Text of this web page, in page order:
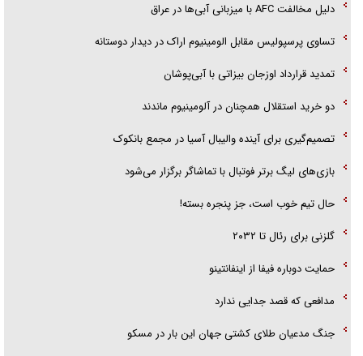
دلیل مخالفت AFC با میزبانی آبی‌ها در عراق
تساوی پرسپولیس مقابل الومینیوم اراک در دیدار دوستانه
تمدید قرارداد اوزجان بیزاتی با آبی‌پوشان
دو خرید استقلال همچنان در آلومینیوم ماندند
تصمیم‌گیری برای آینده والیبال آسیا در مجمع بانکوک
بازی‌های لیگ برتر فوتبال با تماشاگر برگزار می‌شود
حال تیم خوب است، جز پنجره بسته!
گلزنی برای رئال تا ۲۰۳۲
حمایت دوباره فیفا از اینفانتینو
مدافعی که قصد جدایی ندارد
جنگ مدعیان طلای کشتی جهان این بار در مسکو